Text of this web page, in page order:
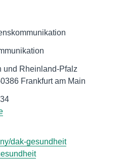
und Rheinland-Pfalz
Frankfurt am Main
dak-gesundheit